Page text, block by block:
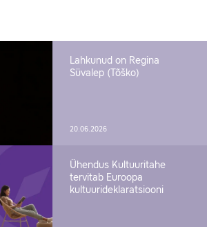
Lahkunud on Regina
Süvalep (Tõško)
20.06.2026
Ühendus Kultuuritahe
tervitab Euroopa
kultuurideklaratsiooni